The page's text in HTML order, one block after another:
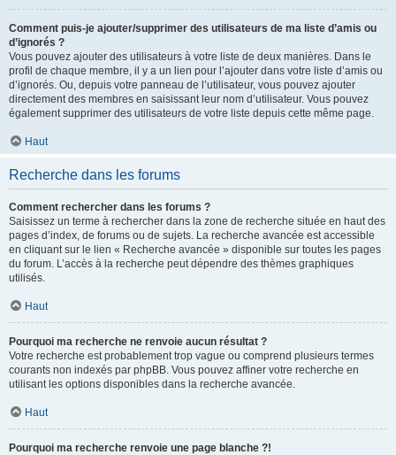
Comment puis-je ajouter/supprimer des utilisateurs de ma liste d’amis ou
d’ignorés ?
Vous pouvez ajouter des utilisateurs à votre liste de deux manières. Dans le
profil de chaque membre, il y a un lien pour l’ajouter dans votre liste d’amis ou
d’ignorés. Ou, depuis votre panneau de l’utilisateur, vous pouvez ajouter
directement des membres en saisissant leur nom d’utilisateur. Vous pouvez
également supprimer des utilisateurs de votre liste depuis cette même page.
Haut
Recherche dans les forums
Comment rechercher dans les forums ?
Saisissez un terme à rechercher dans la zone de recherche située en haut des
pages d’index, de forums ou de sujets. La recherche avancée est accessible
en cliquant sur le lien « Recherche avancée » disponible sur toutes les pages
du forum. L’accès à la recherche peut dépendre des thèmes graphiques
utilisés.
Haut
Pourquoi ma recherche ne renvoie aucun résultat ?
Votre recherche est probablement trop vague ou comprend plusieurs termes
courants non indexés par phpBB. Vous pouvez affiner votre recherche en
utilisant les options disponibles dans la recherche avancée.
Haut
Pourquoi ma recherche renvoie une page blanche ?!